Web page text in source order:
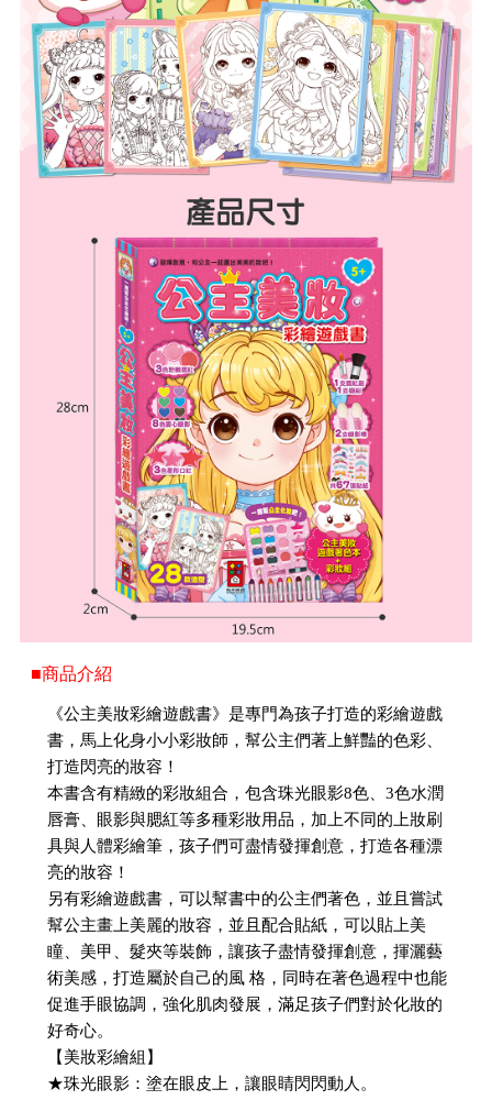
■商品介紹
《公主美妝彩繪遊戲書》是專門為孩子打造的彩繪遊戲
書，馬上化身小小彩妝師，幫公主們著上鮮豔的色彩、
打造閃亮的妝容！
本書含有精緻的彩妝組合，包含珠光眼影8色、3色水潤
唇膏、眼影與腮紅等多種彩妝用品，加上不同的上妝刷
具與人體彩繪筆，孩子們可盡情發揮創意，打造各種漂
亮的妝容！
另有彩繪遊戲書，可以幫書中的公主們著色，並且嘗試
幫公主畫上美麗的妝容，並且配合貼紙，可以貼上美
瞳、美甲、髮夾等裝飾，讓孩子盡情發揮創意，揮灑藝
術美感，打造屬於自己的風 格，同時在著色過程中也能
促進手眼協調，強化肌肉發展，滿足孩子們對於化妝的
好奇心。
【美妝彩繪組】
★珠光眼影：塗在眼皮上，讓眼睛閃閃動人。